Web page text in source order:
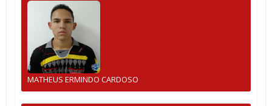
MATHEUS ERMINDO CARDOSO